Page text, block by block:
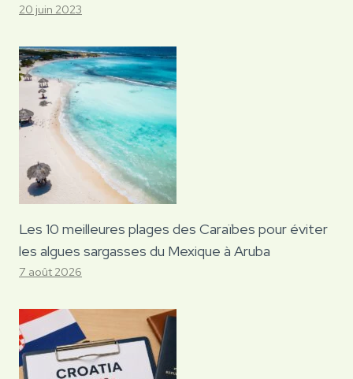
20 juin 2023
Les 10 meilleures plages des Caraïbes pour éviter
les algues sargasses du Mexique à Aruba
7 août 2026